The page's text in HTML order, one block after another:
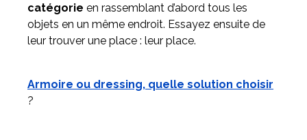
catégorie en rassemblant d’abord tous les
objets en un même endroit. Essayez ensuite de
leur trouver une place : leur place.
Armoire ou dressing, quelle solution choisir
?